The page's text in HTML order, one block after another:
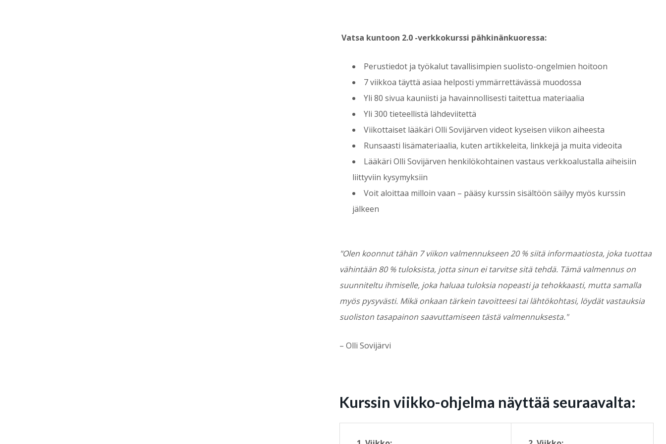
Vatsa kuntoon 2.0 -verkkokurssi pähkinänkuoressa:
Perustiedot ja työkalut tavallisimpien suolisto-ongelmien hoitoon
7 viikkoa täyttä asiaa helposti ymmärrettävässä muodossa
Yli 80 sivua kauniisti ja havainnollisesti taitettua materiaalia
Yli 300 tieteellistä lähdeviitettä
Viikottaiset lääkäri Olli Sovijärven videot kyseisen viikon aiheesta
Runsaasti lisämateriaalia, kuten artikkeleita, linkkejä ja muita videoita
Lääkäri Olli Sovijärven henkilökohtainen vastaus verkkoalustalla aiheisiin
liittyviin kysymyksiin
Voit aloittaa milloin vaan – pääsy kurssin sisältöön säilyy myös kurssin
jälkeen
"Olen koonnut tähän 7 viikon valmennukseen 20 % siitä informaatiosta, joka tuottaa
vähintään 80 % tuloksista, jotta sinun ei tarvitse sitä tehdä. Tämä valmennus on
suunniteltu ihmiselle, joka haluaa tuloksia nopeasti ja tehokkaasti, mutta samalla
myös pysyvästi. Mikä onkaan tärkein tavoitteesi tai lähtökohtasi, löydät vastauksia
suoliston tasapainon saavuttamiseen tästä valmennuksesta."
– Olli Sovijärvi
Kurssin viikko-ohjelma näyttää seuraavalta: